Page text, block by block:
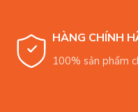
HÀNG CHÍNH
100% sản phẩm